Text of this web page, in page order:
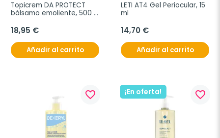
Topicrem DA PROTECT
bálsamo emoliente, 500
18,95 €
Añadir al carrito
LETI AT4 Gel Periocular, 15
ml
14,70 €
Añadir al carrito
favorite_border ¡En oferta! favorite_border